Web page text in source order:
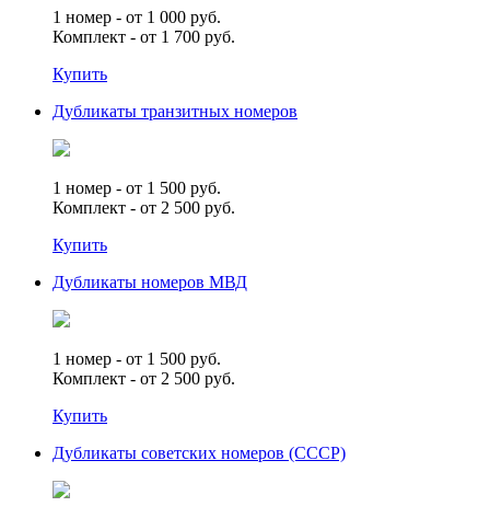
1 номер - от 1 000 руб.
Комплект - от 1 700 руб.
Купить
Дубликаты транзитных номеров
1 номер - от 1 500 руб.
Комплект - от 2 500 руб.
Купить
Дубликаты номеров МВД
1 номер - от 1 500 руб.
Комплект - от 2 500 руб.
Купить
Дубликаты советских номеров (СССР)